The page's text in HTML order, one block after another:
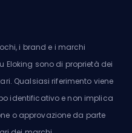
i brand e i marchi
Eloking sono di proprietà dei
Qualsiasi riferimento viene
identificativo e non implica
o approvazione da parte